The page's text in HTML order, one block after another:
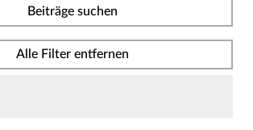
Beiträge suchen
Alle Filter entfernen